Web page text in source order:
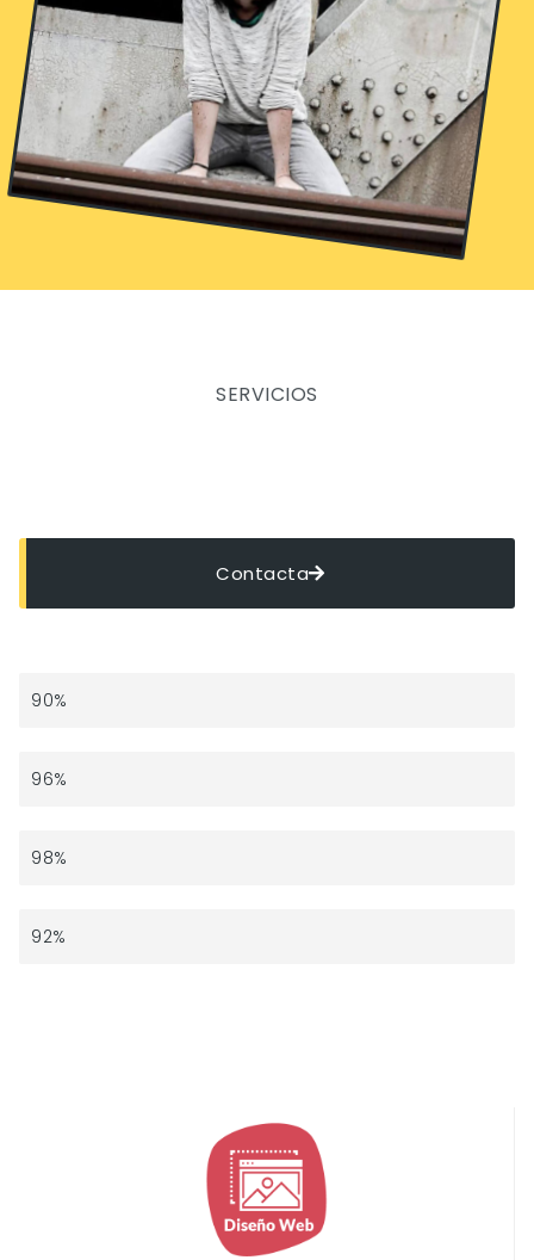
SERVICIOS
Contacta
Diseño Web
90%
Social Media
96%
Marketing Digital
98%
Consultoría
92%